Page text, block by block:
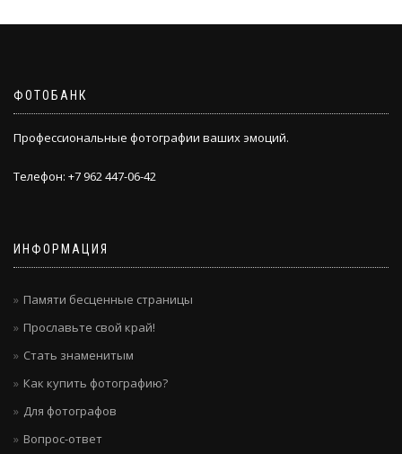
ФОТОБАНК
Профессиональные фотографии ваших эмоций.
Телефон: +7 962 447-06-42
ИНФОРМАЦИЯ
Памяти бесценные страницы
Прославьте свой край!
Стать знаменитым
Как купить фотографию?
Для фотографов
Вопрос-ответ